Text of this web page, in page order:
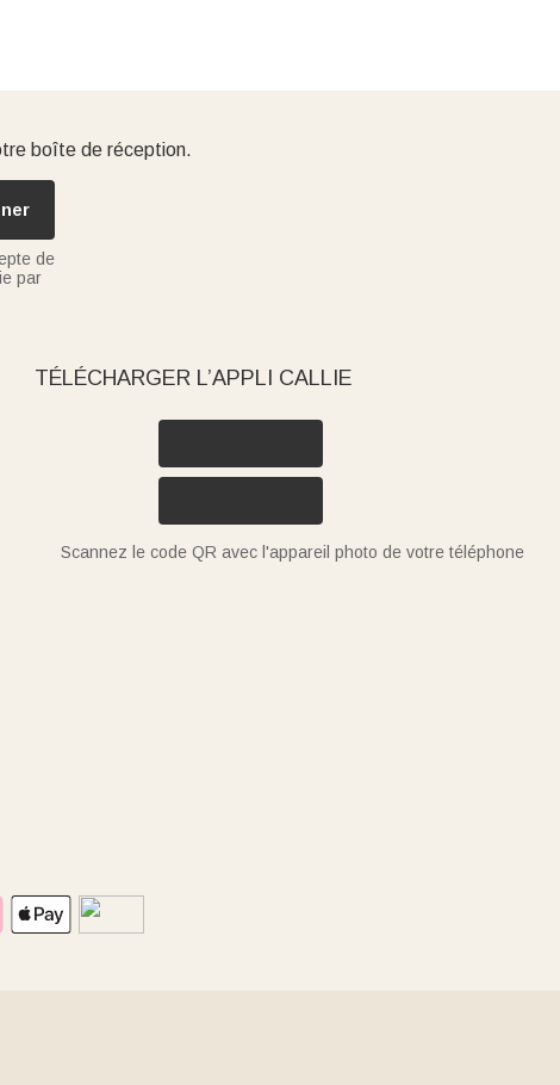
boîte de réception.
de
par
TÉLÉCHARGER L’APPLI CALLIE
Scannez le code QR avec l'appareil photo de votre téléphone